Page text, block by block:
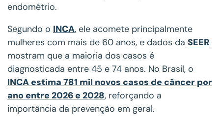
endométrio.
Segundo o INCA, ele acomete principalmente
mulheres com mais de 60 anos, e dados da SEER
mostram que a maioria dos casos é
diagnosticada entre 45 e 74 anos. No Brasil, o
INCA estima 781 mil novos casos de câncer por
ano entre 2026 e 2028, reforçando a
importância da prevenção em geral.